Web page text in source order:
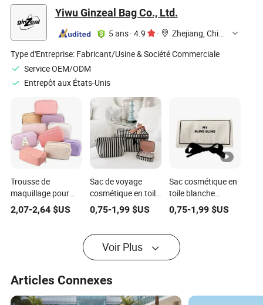
voyages
Yiwu Ginzeal Bag Co., Ltd.
5 ans· 4.9 ·
Zhejiang, China
Type d'Entreprise: Fabricant/Usine & Société Commerciale
Service OEM/ODM
Entrepôt aux États-Unis
Trousse de
maquillage pour
femmes en cuir PU,
organisateur de
2,07-2,64 $US
Sac de voyage
cosmétique en toile
éco lavable pour
femmes,
de luxe, avec
plusieurs
compartiments
pour les articles de
toilette et le
maquillage
0,75-1,99$US
Sac cosmétique en
toile blanche
écologique et utile
pour le voyage, en
maquillage et les
bijoux
0,75-1,99$US
Voir Plus
Articles Connexes